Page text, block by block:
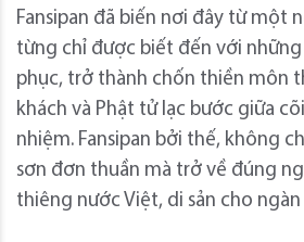
Fansipan đã biến nơi đây từ một
từng chỉ được biết đến với
phục, trở thành chốn thiền môn
khách và Phật tử lạc bước giữa
nhiệm. Fansipan bởi thế, không
sơn đơn thuần mà trở về đúng
thiêng nước Việt, di sản cho ngàn